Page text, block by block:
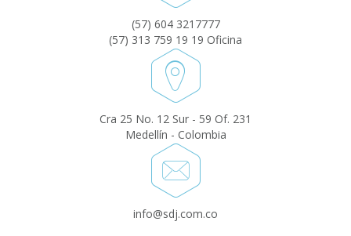
(57) 604 3217777
(57) 313 759 19 19 Oficina
Cra 25 No. 12 Sur - 59 Of. 231
Medellín - Colombia
info@sdj.com.co